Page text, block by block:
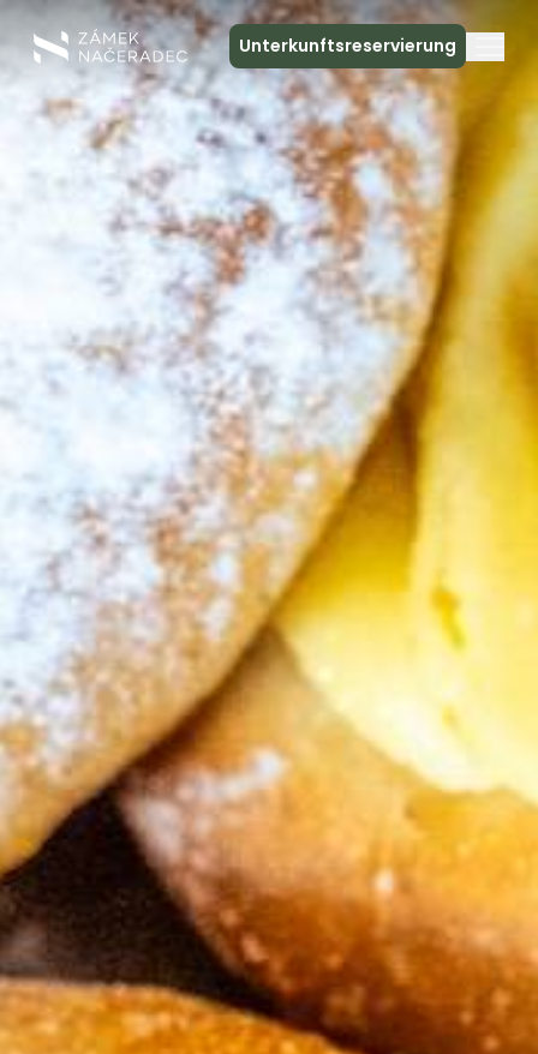
Unterkunftsreservierung
Über das Schloss
Unterkunft
Die Schlossküche
Spa und Entspannung
Treffen
Kontakt
Reservierung
Gutscheine